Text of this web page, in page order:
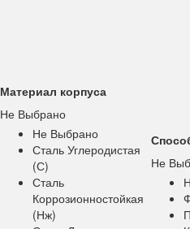
Материал корпуса
Не Выбрано
Не Выбрано
Сталь Углеродистая
(с)
Сталь
Коррозионностойкая
(нж)
Не